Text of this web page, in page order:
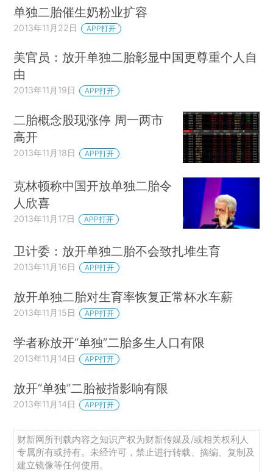
单独二胎催生奶粉业扩容
2013年11月22日 APP打开
美官员：放开单独二胎彰显中国更尊重个人自
由
2013年11月19日 APP打开
二胎概念股现涨停 周一两市
高开
2013年11月18日 APP打开
克林顿称中国开放单独二胎令
人欣喜
2013年11月17日 APP打开
卫计委：放开单独二胎不会致扎堆生育
2013年11月16日 APP打开
放开单独二胎对生育率恢复正常杯水车薪
2013年11月15日 APP打开
学者称放开“单独”二胎多生人口有限
2013年11月14日 APP打开
放开“单独”二胎被指影响有限
2013年11月14日 APP打开
财新网所刊载内容之知识产权为财新传媒及/或相关权利人
专属所有或持有。未经许可，禁止进行转载、摘编、复制及
建立镜像等任何使用。